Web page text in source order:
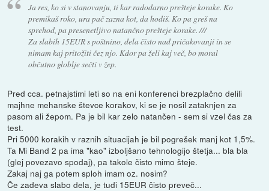
Ja res, ko si v stanovanju, ti kar radodarno prešteje korake. Ko
premikaš roko, ura pač zazna kot, da hodiš. Ko pa greš na
sprehod, pa presenetljivo natančno prešteje korake. ///
Za slabih 15EUR s poštnino, dela čisto nad pričakovanji in se
nimam kaj pritožiti čez njo. Kdor pa želi kaj več, bo moral
občutno globlje sečti v žep.
Pred cca. petnajstimi leti so na eni konferenci brezplačno delili
majhne mehanske števce korakov, ki se je nosil zataknjen za
pasom ali žepom. Pa je bil kar zelo natančen - sem si vzel čas za
test.
Pri 5000 korakih v raznih situacijah je bil pogrešek manj kot 1,5%.
Ta Mi Band 2 pa ima "kao" izboljšano tehnologijo štetja... bla bla
(glej povezavo spodaj), pa takole čisto mimo šteje.
Zakaj naj ga potem sploh imam oz. nosim?
Če zadeva slabo dela, je tudi 15EUR čisto preveč...